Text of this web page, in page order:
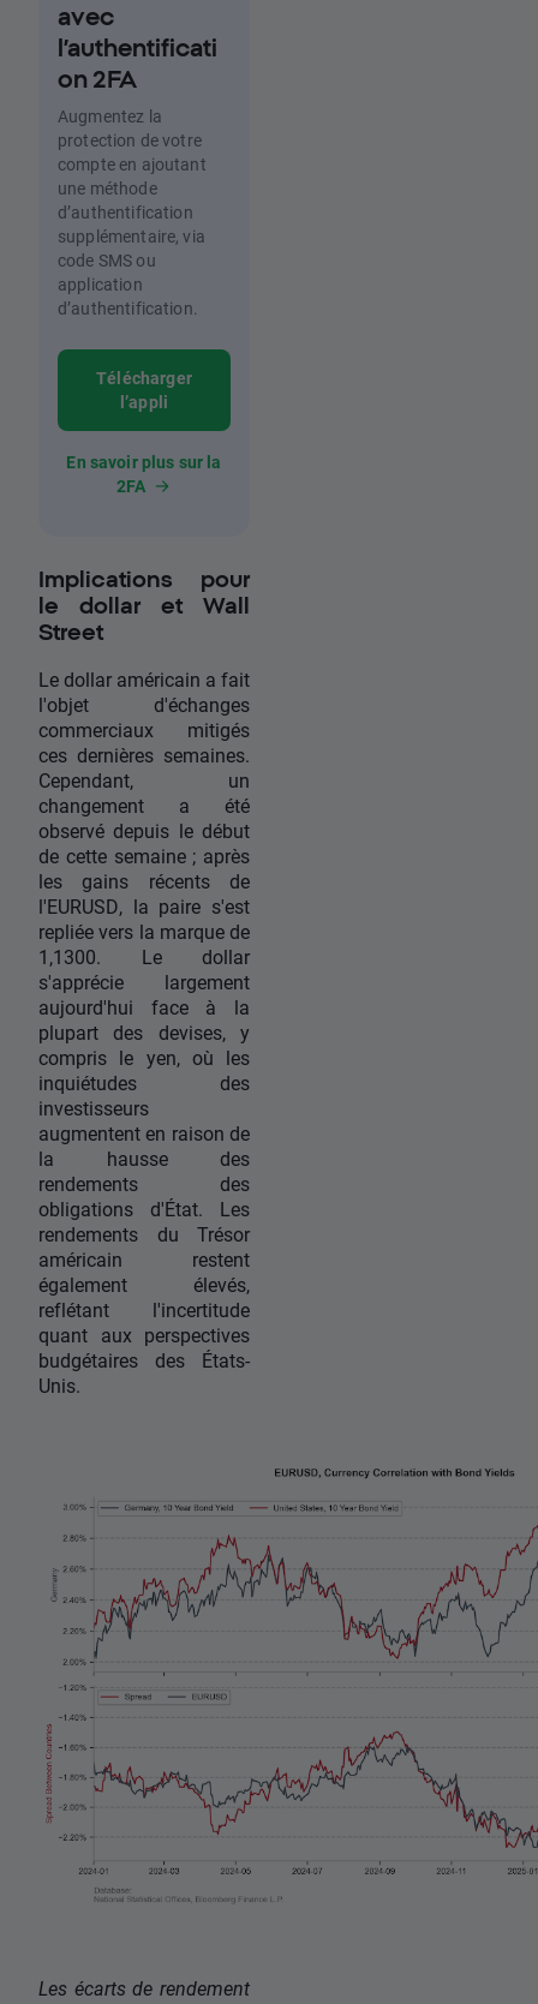
avec
l’authentificati
on 2FA
Augmentez la
protection de votre
compte en ajoutant
une méthode
d’authentification
supplémentaire, via
code SMS ou
application
d’authentification.
Télécharger
l’appli
En savoir plus sur la
2FA
Implications pour
le dollar et Wall
Street
Le dollar américain a fait
l'objet d'échanges
commerciaux mitigés
ces dernières semaines.
Cependant, un
changement a été
observé depuis le début
de cette semaine ; après
les gains récents de
l'EURUSD, la paire s'est
repliée vers la marque de
1,1300. Le dollar
s'apprécie largement
aujourd'hui face à la
plupart des devises, y
compris le yen, où les
inquiétudes des
investisseurs
augmentent en raison de
la hausse des
rendements des
obligations d'État. Les
rendements du Trésor
américain restent
également élevés,
reflétant l'incertitude
quant aux perspectives
budgétaires des États-
Unis.
Les écarts de rendement